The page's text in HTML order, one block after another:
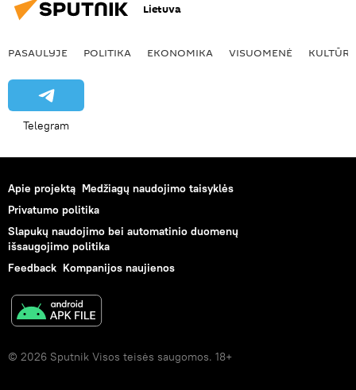
Lietuva
PASAULYJE POLITIKA EKONOMIKA VISUOMENĖ KULTŪRA
Telegram
Apie projektą Medžiagų naudojimo taisyklės
Privatumo politika
Slapukų naudojimo bei automatinio duomenų
išsaugojimo politika
Feedback Kompanijos naujienos
© 2026 Sputnik Visos teisės saugomos. 18+